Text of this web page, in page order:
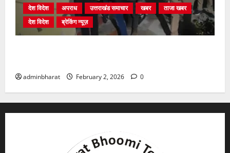
देश विदेश अपराध उत्तराखंड समाचार खबर
ताजा खबर
देश विदेश
ब्रेकिंग न्यूज़
adminbharat February 2, 2026 0